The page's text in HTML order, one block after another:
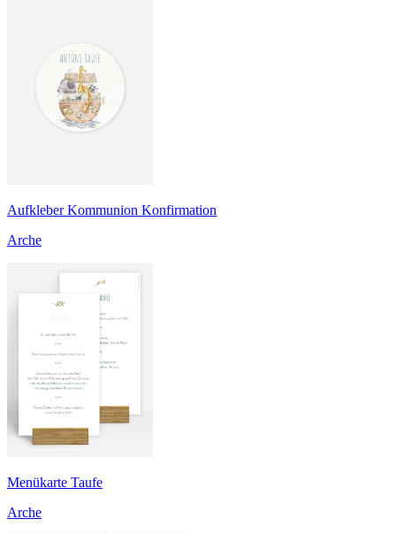
Aufkleber Kommunion Konfirmation
Arche
Menükarte Taufe
Arche